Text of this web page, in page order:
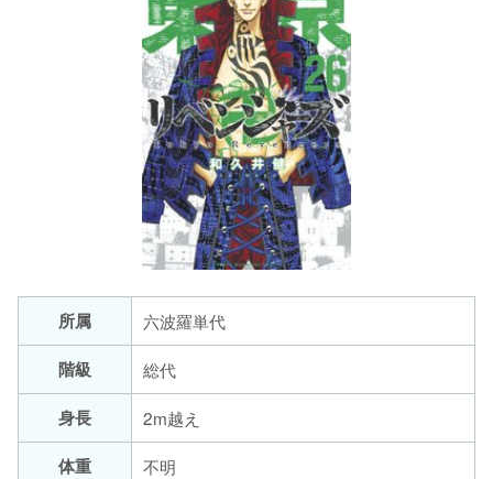
所属
六波羅単代
階級
身長
2m越え
体重
不明